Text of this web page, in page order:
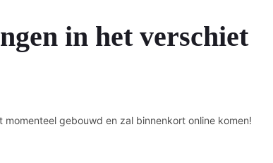
in het verschiet
gebouwd en zal binnenkort online komen!